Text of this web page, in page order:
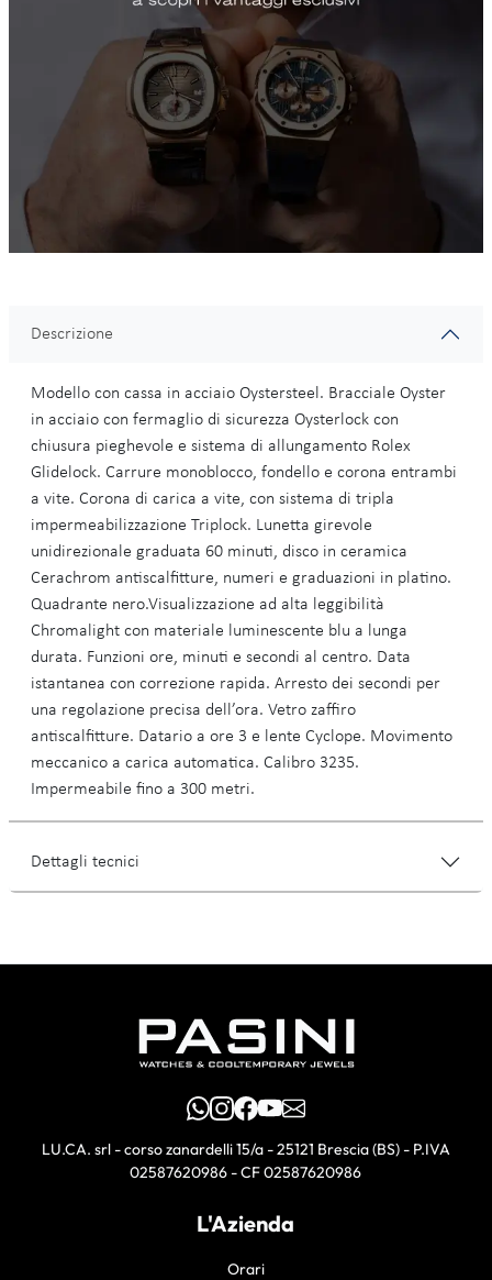
Descrizione
Modello con cassa in acciaio Oystersteel. Bracciale Oyster
in acciaio con fermaglio di sicurezza Oysterlock con
chiusura pieghevole e sistema di allungamento Rolex
Glidelock. Carrure monoblocco, fondello e corona entrambi
a vite. Corona di carica a vite, con sistema di tripla
impermeabilizzazione Triplock. Lunetta girevole
unidirezionale graduata 60 minuti, disco in ceramica
Cerachrom antiscalfitture, numeri e graduazioni in platino.
Quadrante nero.Visualizzazione ad alta leggibilità
Chromalight con materiale luminescente blu a lunga
durata. Funzioni ore, minuti e secondi al centro. Data
istantanea con correzione rapida. Arresto dei secondi per
una regolazione precisa dell’ora. Vetro zaffiro
antiscalfitture. Datario a ore 3 e lente Cyclope. Movimento
meccanico a carica automatica. Calibro 3235.
Impermeabile fino a 300 metri.
Dettagli tecnici
WhatsApp
Instagram
Facebook
YouTube
Email
LU.CA. srl - corso zanardelli 15/a - 25121 Brescia (BS) - P.IVA
02587620986 - CF 02587620986
L'Azienda
Orari